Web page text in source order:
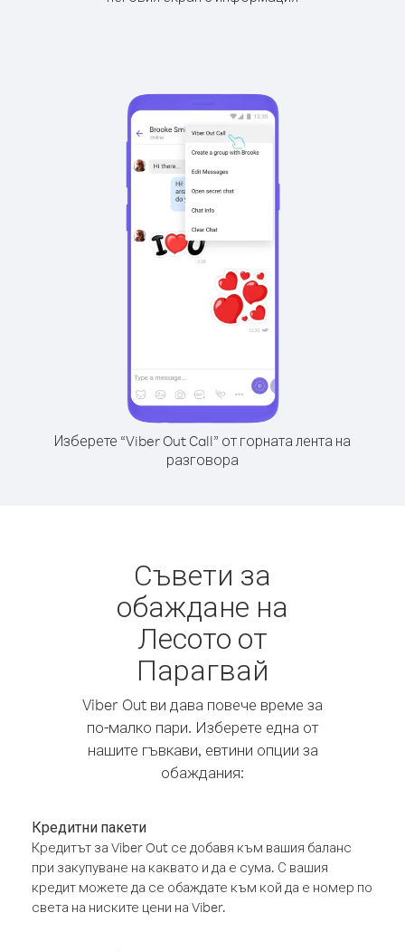
Изберете “Viber Out Call” от горната лента на
разговора
Съвети за
обаждане на
Лесото от
Парагвай
Viber Out ви дава повече време за
по-малко пари. Изберете една от
нашите гъвкави, евтини опции за
обаждания:
Кредитни пакети
Кредитът за Viber Out се добавя към вашия баланс
при закупуване на каквато и да е сума. С вашия
кредит можете да се обаждате към кой да е номер по
света на ниските цени на Viber.